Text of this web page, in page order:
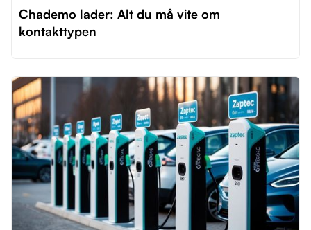
Chademo lader: Alt du må vite om
kontakttypen